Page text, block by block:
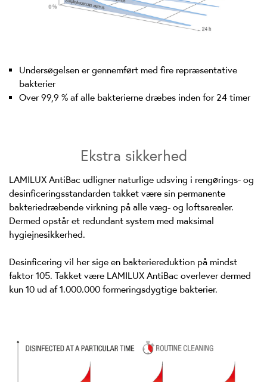
Undersøgelsen er gennemført med fire repræsentative
bakterier
Over 99,9 % af alle bakterierne dræbes inden for 24 timer
Ekstra sikkerhed
LAMILUX AntiBac udligner naturlige udsving i rengørings- og
desinficeringsstandarden takket være sin permanente
bakteriedræbende virkning på alle væg- og loftsarealer.
Dermed opstår et redundant system med maksimal
hygiejnesikkerhed.
Desinficering vil her sige en bakteriereduktion på mindst
faktor 105. Takket være LAMILUX AntiBac overlever dermed
kun 10 ud af 1.000.000 formeringsdygtige bakterier.